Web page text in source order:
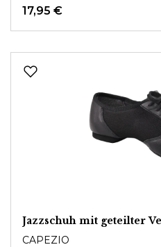
17,95 €
Jazzschuh mit geteilter
CAPEZIO